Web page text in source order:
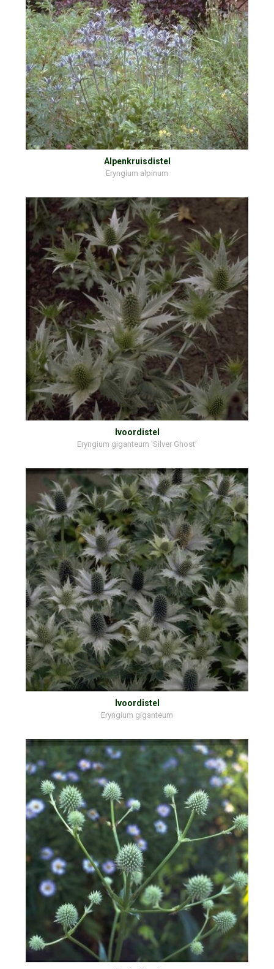
Alpenkruisdistel
Eryngium alpinum
Ivoordistel
Eryngium giganteum 'Silver Ghost'
Ivoordistel
Eryngium giganteum